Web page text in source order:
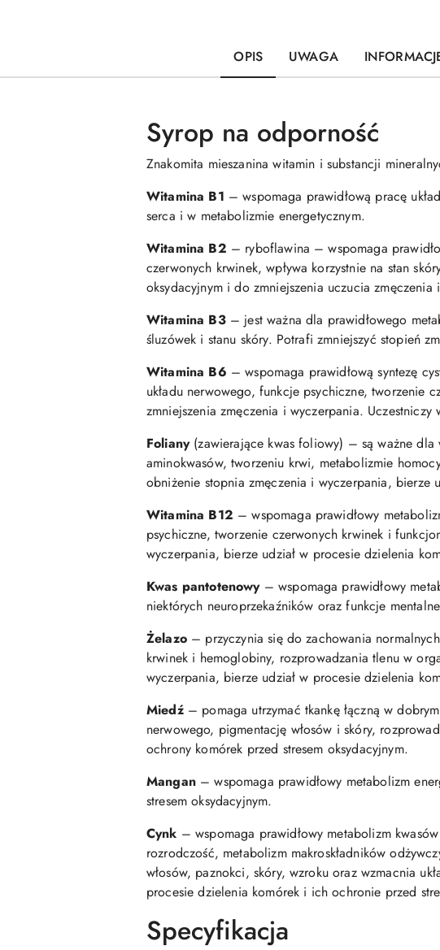
OPIS UWAGA
Syrop na odporność
Znakomita mieszanina witamin i substancji
Witamina B1 – wspomaga prawidłową pracę
serca i w metabolizmie energetycznym.
Witamina B2 – ryboflawina – wspomaga
czerwonych krwinek, wpływa korzystnie na stan
oksydacyjnym i do zmniejszenia uczucia zmęczenia
Witamina B3– jest ważna dla prawidłowego
śluzówek i stanu skóry. Potrafi zmniejszyć stopień
Witamina B6 – wspomaga prawidłową syntezę
układu nerwowego, funkcje psychiczne, tworzenie
zmniejszenia zmęczenia i wyczerpania.
Foliany(zawierające kwas foliowy) – są ważne dla
aminokwasów, tworzeniu krwi, metabolizmie
obniżenie stopnia zmęczenia i wyczerpania, bierze
Witamina B12 – wspomaga prawidłowy
psychiczne, tworzenie czerwonych krwinek i
wyczerpania, bierze udział w procesie dzielenia
Kwas pantotenowy– wspomaga prawidłowy
niektórych neuroprzekaźników oraz funkcje
Żelazo– przyczynia się do zachowania
krwinek i hemoglobiny, rozprowadzania tlenu w
wyczerpania, bierze udział w procesie dzielenia
Miedź– pomaga utrzymać tkankę łączną w
nerwowego, pigmentację włosów i skóry,
ochrony komórek przed stresem oksydacyjnym.
Mangan– wspomaga prawidłowy metabolizm
stresem oksydacyjnym.
Cynk – wspomaga prawidłowy metabolizm
rozrodczość, metabolizm makroskładników
włosów, paznokci, skóry, wzroku oraz wzmacnia
procesie dzielenia komórek i ich ochronie przed
Specyfikacja